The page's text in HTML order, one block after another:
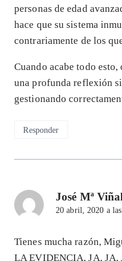
personas de edad
hace que su sistema
contrariamente de los
Cuando acabe todo
una profunda reflexión
gestionando
Responder
José Mª
20 abril, 2020 a
Tienes mucha razón,
LA EVIDENCIA, JA,